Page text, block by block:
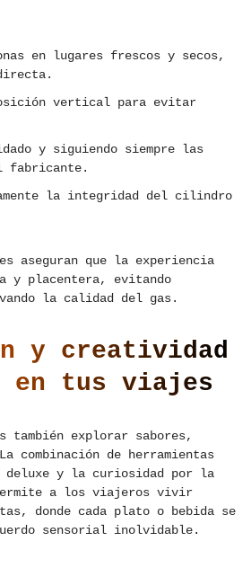
en lugares frescos y secos,
vertical para evitar
y siguiendo siempre las
fabricante.
la integridad del cilindro
aseguran que la experiencia
y placentera, evitando
la calidad del gas.
y creatividad
en tus viajes
también explorar sabores,
combinación de herramientas
deluxe y la curiosidad por la
a los viajeros vivir
donde cada plato o bebida se
sensorial inolvidable.